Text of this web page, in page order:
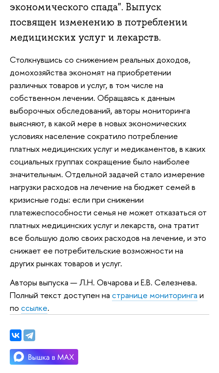
экономического спада". Выпуск
посвящен изменению в потреблении
медицинских услуг и лекарств.
Столкнувшись со снижением реальных доходов,
домохозяйства экономят на приобретении
различных товаров и услуг, в том числе на
собственном лечении. Обращаясь к данным
выборочных обследований, авторы мониторинга
выясняют, в какой мере в новых экономических
условиях население сократило потребление
платных медицинских услуг и медикаментов, в каких
социальных группах сокращение было наиболее
значительным. Отдельной задачей стало измерение
нагрузки расходов на лечение на бюджет семей в
кризисные годы: если при снижении
платежеспособности семья не может отказаться от
платных медицинских услуг и лекарств, она тратит
все большую долю своих расходов на лечение, и это
снижает ее потребительские возможности на
других рынках товаров и услуг.
Авторы выпуска — Л.Н. Овчарова и Е.В. Селезнева.
Полный текст доступен на странице мониторинга и
по ссылке.